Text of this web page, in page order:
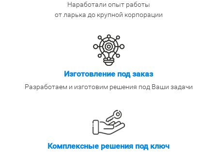
Наработали опыт работы
от ларька до крупной корпорации
Изготовление под заказ
Разработаем и изготовим решения под Ваши задачи
Комплексные решения под ключ